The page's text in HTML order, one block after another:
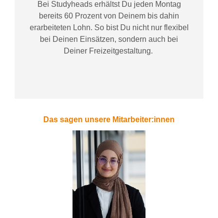
Bei Studyheadserhältst Du jeden Montag
bereits 60 Prozent von Deinem bis dahin
erarbeiteten Lohn. So bist Du nicht nur flexibel
bei Deinen Einsätzen, sondern auch bei
DeinerFreizeitgestaltung.
Das sagen unsere Mitarbeiter:innen